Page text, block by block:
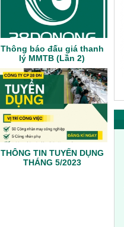
Thông báo đấu giá thanh
lý MMTB (Lần 2)
THÔNG TIN TUYỂN DỤNG
THÁNG 5/2023